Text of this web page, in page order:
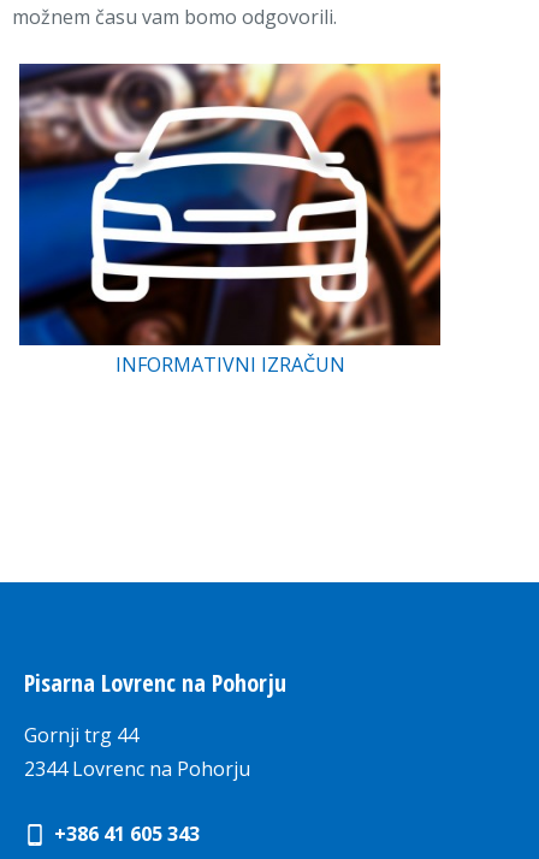
možnem času vam bomo odgovorili.
INFORMATIVNI IZRAČUN
Pisarna Lovrenc na Pohorju
Gornji trg 44
2344 Lovrenc na Pohorju
+386 41 605 343